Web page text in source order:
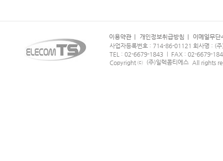
사업자등록번호 : 714-86-01121 회사명 : (
TEL : 02-6679-1843
FAX : 02-6679-
Copyright ⓒ (주)일렉콤티에스 All rights